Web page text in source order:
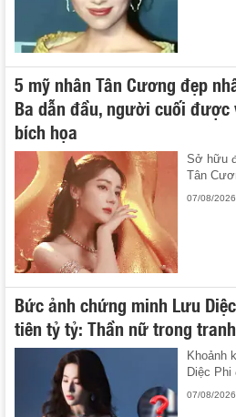
5 mỹ nhân Tân Cương đẹp
Ba dẫn đầu, người cuối
bích họa
Sở hữu
Tân
07/08/2026
Bức ảnh chứng minh Lưu
tiên tỷ tỷ: Thần nữ trong
Khoảnh
Diệc Phi
07/08/2026